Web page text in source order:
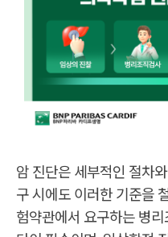
적
암
진
단
과
암 진단은 세부적인 절차
구 시에도 이러한 기준을
험약관에서 요구하는 병